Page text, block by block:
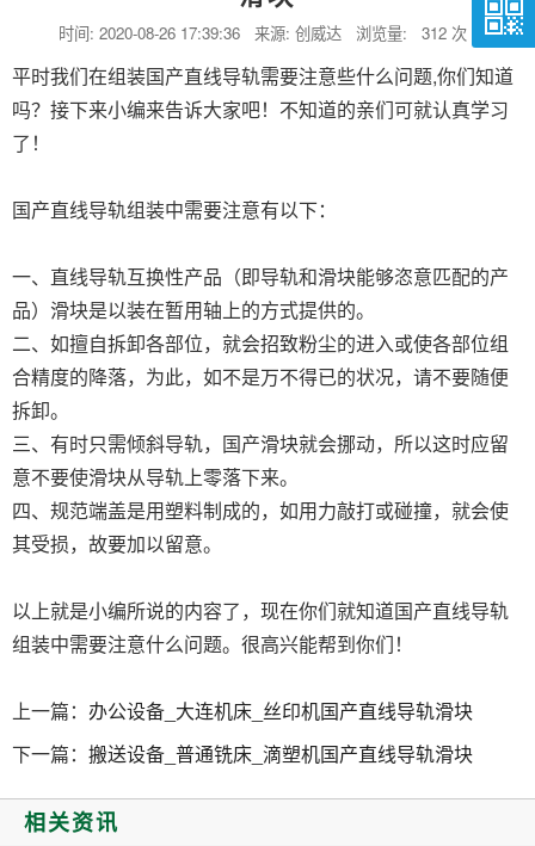
时间: 2020-08-26 17:39:36 来源: 创威达 浏览量: 312 次
平时我们在组装国产直线导轨需要注意些什么问题,你们知道
吗？接下来小编来告诉大家吧！不知道的亲们可就认真学习
了！
国产直线导轨组装中需要注意有以下：
一、直线导轨互换性产品（即导轨和滑块能够恣意匹配的产
品）滑块是以装在暂用轴上的方式提供的。
二、如擅自拆卸各部位，就会招致粉尘的进入或使各部位组
合精度的降落，为此，如不是万不得已的状况，请不要随便
拆卸。
三、有时只需倾斜导轨，国产滑块就会挪动，所以这时应留
意不要使滑块从导轨上零落下来。
四、规范端盖是用塑料制成的，如用力敲打或碰撞，就会使
其受损，故要加以留意。
以上就是小编所说的内容了，现在你们就知道国产直线导轨
组装中需要注意什么问题。很高兴能帮到你们！
上一篇： 办公设备_大连机床_丝印机国产直线导轨滑块
下一篇： 搬送设备_普通铣床_滴塑机国产直线导轨滑块
相关资讯